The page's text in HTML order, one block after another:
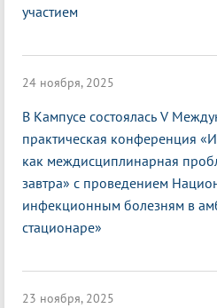
участием
24 ноября, 2025
В Кампусе состоялась V
практическая конференция
как междисциплинарная
завтра» с проведением
инфекционным болезням в
стационаре»
23 ноября, 2025